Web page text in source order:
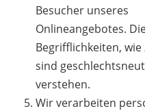
Besucher unseres
Onlineangebotes.
Begrifflichkeiten, wie
sind
verstehen.
Wir verarbeiten